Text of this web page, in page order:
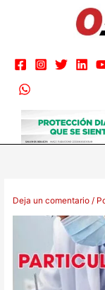
Deja un comentario /